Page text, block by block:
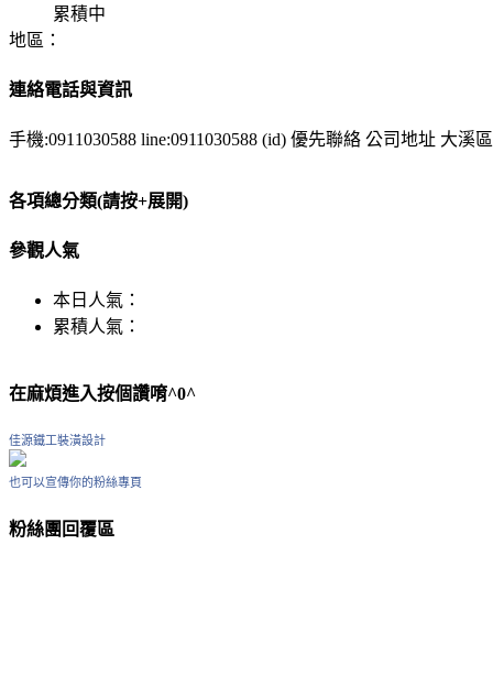
累積中
地區：
連絡電話與資訊
手機:0911030588 line:0911030588 (id) 優先聯絡 公司地址 大溪
各項總分類(請按+展開)
參觀人氣
本日人氣：
累積人氣：
在麻煩進入按個讚唷^0^
佳源鐵工裝潢設計
也可以宣傳你的粉絲專頁
粉絲團回覆區